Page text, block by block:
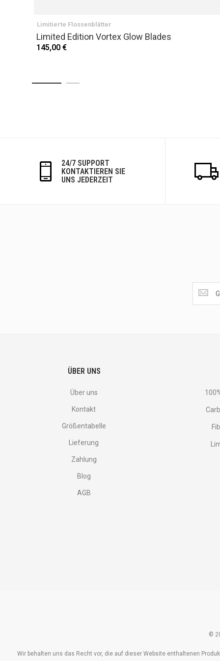
Limitierte Flossenblätter
Limited Edition Vortex Glow Blades
145,00 €
24/7 SUPPORT
KONTAKTIEREN SIE
UNS JEDERZEIT
the
latest
ÜBER UNS
Über uns
Kontakt
Größentabelle
Lieferung
Zahlung
Blog
AGB
©
Wir behalten uns das Recht vor, die auf dieser Website enthaltenen